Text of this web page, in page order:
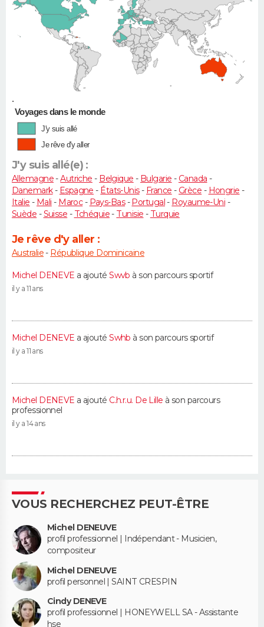
•
Voyages dans le monde
J'y suis allé
Je rêve d'y aller
J'y suis allé(e) :
Allemagne-Autriche - Belgique - Bulgarie - Canada -
Danemark- Espagne - États-Unis- France - Grèce - Hongrie -
Italie - Mali - Maroc- Pays-Bas- Portugal - Royaume-Uni -
Suède -Suisse - Tchéquie- Tunisie - Turquie
Je rêve d'y aller :
Australie- République Dominicaine
Michel DENEVE a ajoutéSwvb à son parcours sportif
il y a 11 ans
Michel DENEVE a ajoutéSwhb à son parcours sportif
il y a 11 ans
Michel DENEVE a ajouté C.h.r.u. De Lille à son parcours
professionnel
il y a 14 ans
VOUS RECHERCHEZ PEUT-ÊTRE
Michel DENEUVE
profil professionnel | Indépendant - Musicien,
compositeur
Michel DENEUVE
profil personnel | SAINT CRESPIN
Cindy DENEVE
profil professionnel | HONEYWELL SA - Assistante
hse